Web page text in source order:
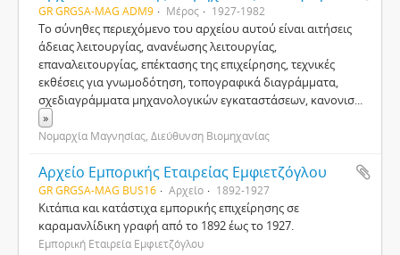
GR GRGSA-MAG ADM9 Μέρος 1927-1982
Το σύνηθες περιεχόμενο του αρχείου αυτού είναι αιτήσεις
άδειας λειτουργίας, ανανέωσης λειτουργίας,
επαναλειτουργίας, επέκτασης της επιχείρησης, τεχνικές
εκθέσεις για γνωμοδότηση, τοπογραφικά διαγράμματα,
σχεδιαγράμματα μηχανολογικών εγκαταστάσεων, κανονισ...
»
Νομαρχία Μαγνησίας, Διεύθυνση Βιομηχανίας
Αρχείο Εμπορικής Εταιρείας Εμφιετζόγλου
GR GRGSA-MAG BUS16 Αρχείο 1892-1927
Κιτάπια και κατάστιχα εμπορικής επιχείρησης σε
καραμανλίδικη γραφή από το 1892 έως το 1927.
Εμπορική Εταιρεία Εμφιετζόγλου